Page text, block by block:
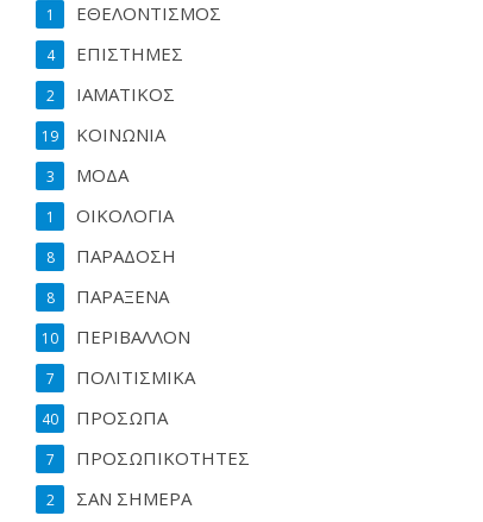
ΕΘΕΛΟΝΤΙΣΜΟΣ
1
ΕΠΙΣΤΗΜΕΣ
4
ΙΑΜΑΤΙΚΟΣ
2
ΚΟΙΝΩΝΙΑ
19
ΜΟΔΑ
3
ΟΙΚΟΛΟΓΙΑ
1
ΠΑΡΑΔΟΣΗ
8
ΠΑΡΑΞΕΝΑ
8
ΠΕΡΙΒΑΛΛΟΝ
10
ΠΟΛΙΤΙΣΜΙΚΑ
7
ΠΡΟΣΩΠΑ
40
ΠΡΟΣΩΠΙΚΟΤΗΤΕΣ
7
ΣΑΝ ΣΗΜΕΡΑ
2